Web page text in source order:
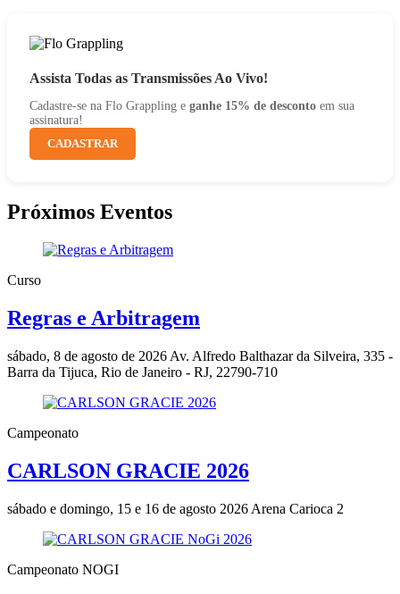
Assista Todas as Transmissões Ao Vivo!
Cadastre-se na Flo Grappling e ganhe 15% de desconto em sua
assinatura!
CADASTRAR
Próximos Eventos
Curso
Regras e Arbitragem
sábado, 8 de agosto de 2026 Av. Alfredo Balthazar da Silveira, 335 -
Barra da Tijuca, Rio de Janeiro - RJ, 22790-710
Campeonato
CARLSON GRACIE 2026
sábado e domingo, 15 e 16 de agosto 2026 Arena Carioca 2
Campeonato NOGI